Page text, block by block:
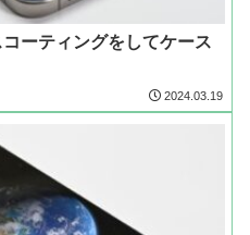
ーティングをしてケース
2024.03.19